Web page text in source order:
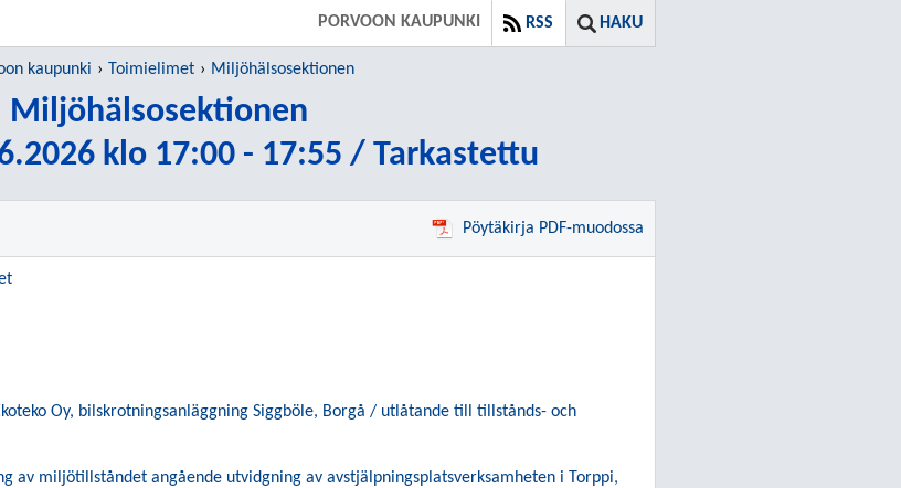
HAKU
RSS
PORVOON KAUPUNKI
kaupunki Toimielimet Miljöhälsosektionen
Miljöhälsosektionen
klo 17:00 - 17:55 / Tarkastettu
Pöytäkirja PDF-muodossa
Oy, bilskrotningsanläggning Siggböle, Borgå / utlåtande till tillstånds- och
av miljötillståndet angående utvidgning av avstjälpningsplatsverksamheten i Torppi,